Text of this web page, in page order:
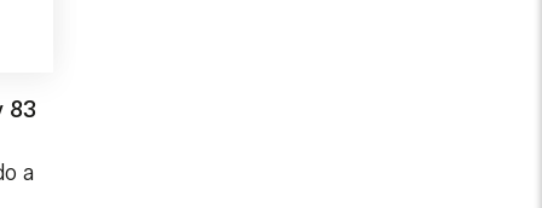
83
a